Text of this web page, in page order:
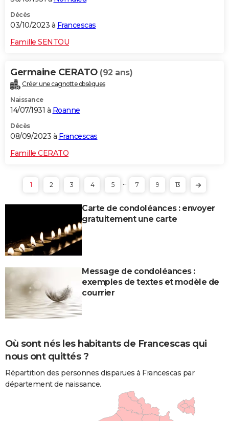
Décès
03/10/2023 à Francescas
Famille SENTOU
Germaine CERATO (92 ans)
Créer une cagnotte obsèques
Naissance
14/07/1931 à Roanne
Décès
08/09/2023 à Francescas
Famille CERATO
1 2 3 4 5 ... 7 9 13
Carte de condoléances : envoyer
gratuitement une carte
Message de condoléances :
exemples de textes et modèle de
courrier
Où sont nés les habitants de Francescas qui
nous ont quittés ?
Répartition des personnes disparues à Francescas par
département de naissance.